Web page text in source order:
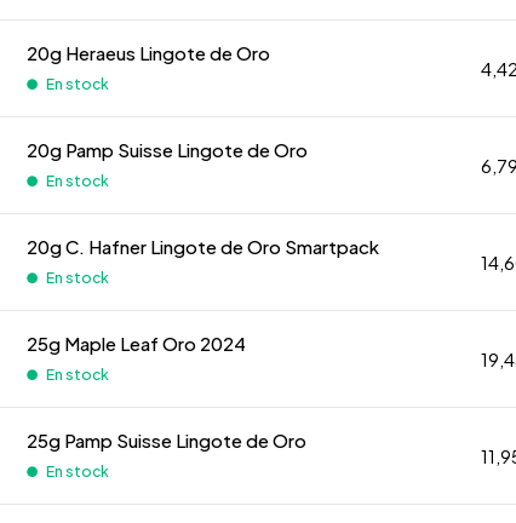
20g Heraeus Lingote de Oro
En stock
20g Pamp Suisse Lingote de Oro
En stock
20g C. Hafner Lingote de Oro Smartpack
En stock
25g Maple Leaf Oro 2024
En stock
25g Pamp Suisse Lingote de Oro
En stock